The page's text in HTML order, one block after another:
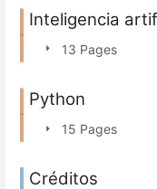
Inteligencia
13 Pages
Python
15 Pages
Créditos